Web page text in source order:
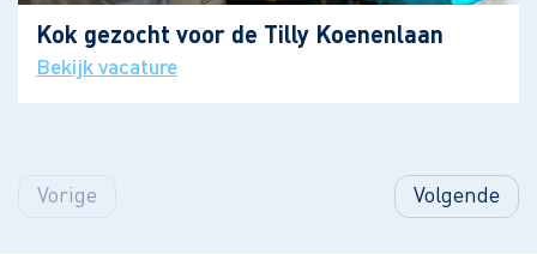
Kok gezocht voor de Tilly Koenenlaan
Bekijk vacature
Vorige Volgende